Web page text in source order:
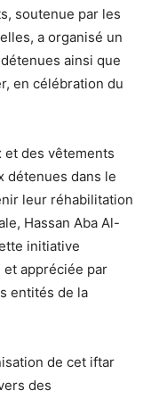
soutenue par les
a organisé un
ainsi que
en célébration du
et des vêtements
détenues dans le
leur réhabilitation
Hassan Aba Al-
initiative
appréciée par
entités de la
de cet iftar
des